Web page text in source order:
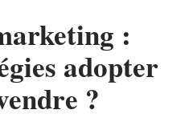
:
adopter
?